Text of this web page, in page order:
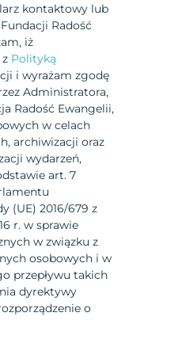
kontaktowy lub
Radość
iż
Polityką
i wyrażam zgodę
Administratora,
Radość Ewangelii,
w celach
archiwizacji oraz
wydarzeń,
art. 7
(UE) 2016/679 z
r. w sprawie
w związku z
osobowych i w
przepływu takich
dyrektywy
o